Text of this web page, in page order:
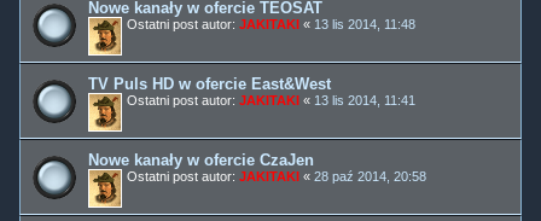
Nowe kanały w ofercie TEOSAT
Ostatni post autor: JAKITAKI « 13 lis 2014, 11:48
TV Puls HD w ofercie East&West
Ostatni post autor: JAKITAKI « 13 lis 2014, 11:41
Nowe kanały w ofercie CzaJen
Ostatni post autor: JAKITAKI « 28 paź 2014, 20:58